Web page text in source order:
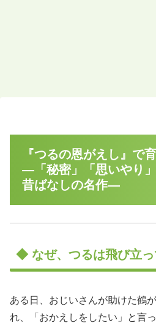
『つるの恩がえし』で
―「秘密」「思いやり
昔ばなしの名作―
◆ なぜ、つるは飛び立っ
ある日、おじいさんが助けた鶴
れ、「おかえしをしたい」と言っ